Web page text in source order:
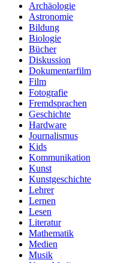
Archäologie
Astronomie
Bildung
Biologie
Bücher
Diskussion
Dokumentarfilm
Film
Fotografie
Fremdsprachen
Geschichte
Hardware
Journalismus
Kids
Kommunikation
Kunst
Kunstgeschichte
Lehrer
Lernen
Lesen
Literatur
Mathematik
Medien
Musik